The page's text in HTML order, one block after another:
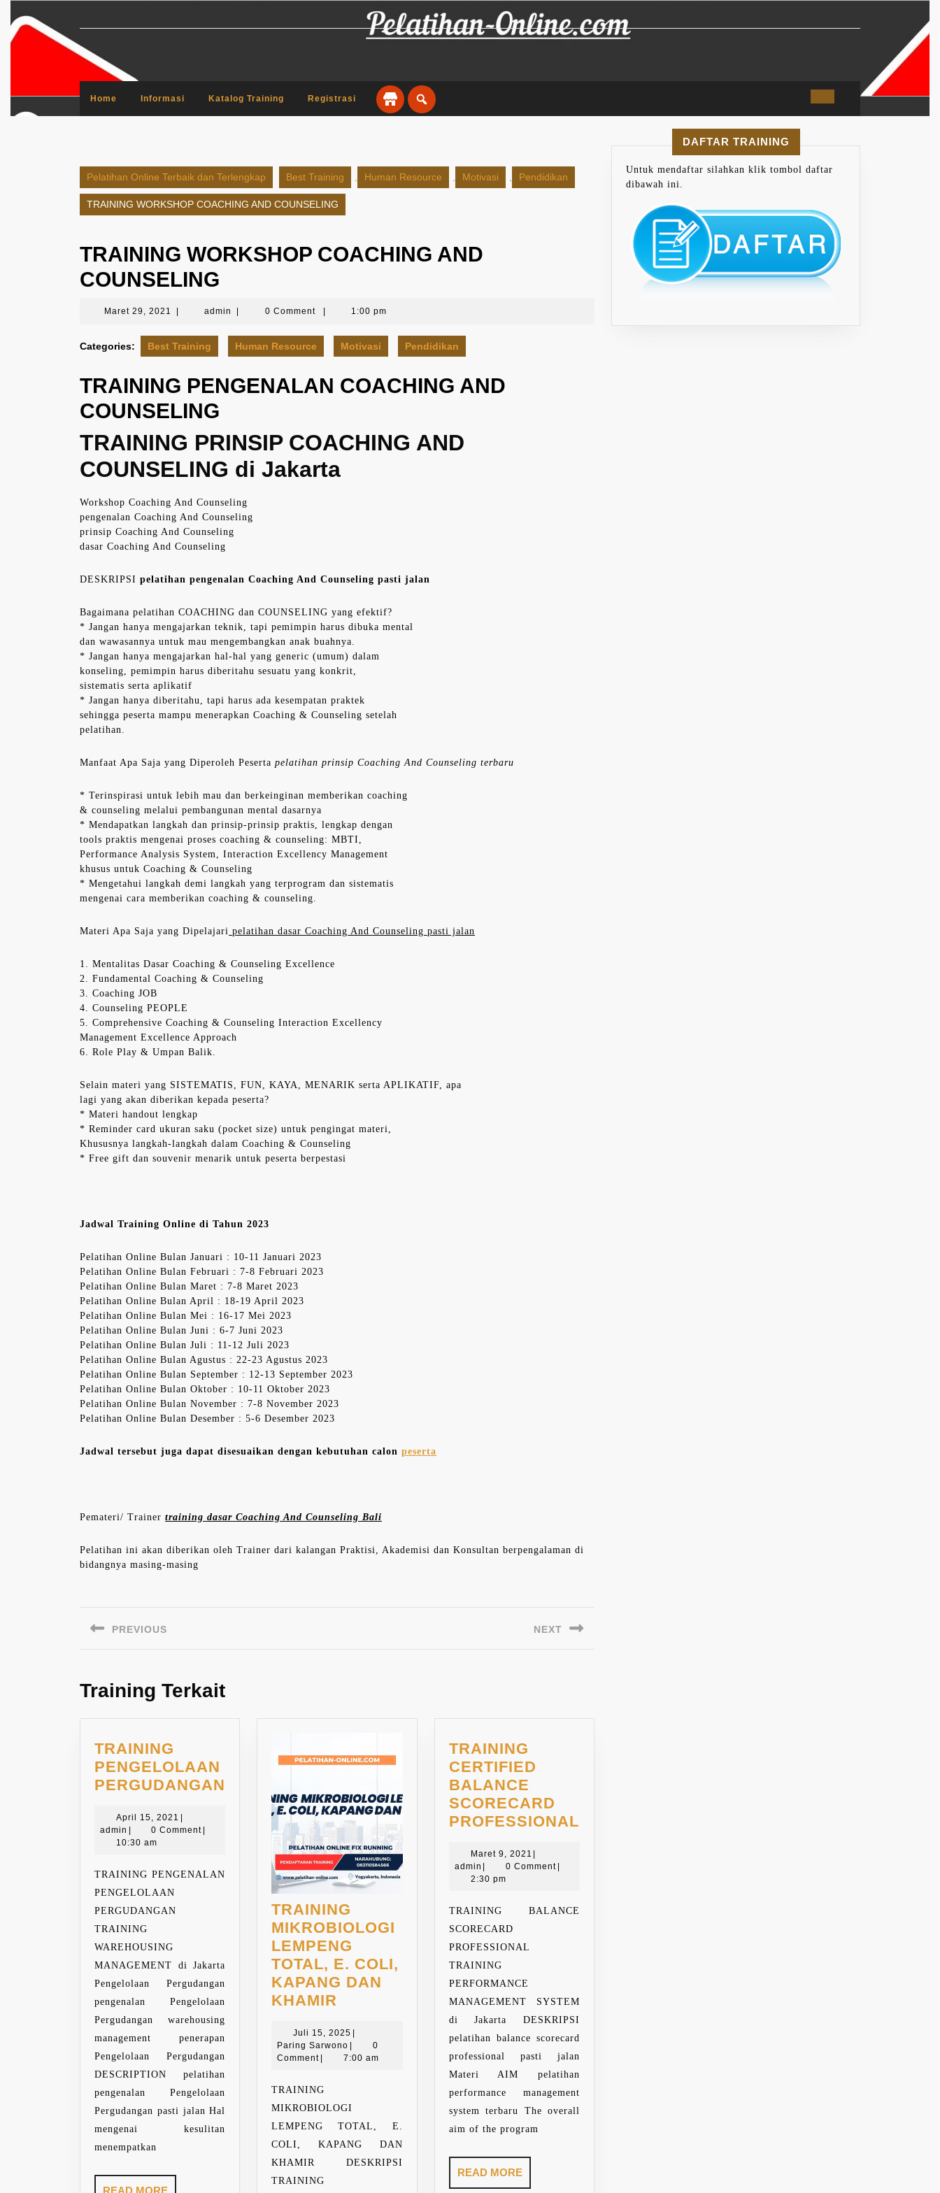
to
content
Home Informasi Katalog Training Registrasi
Pelatihan Online Terbaik dan Terlengkap Best Training Human Resource Motivasi Pendidikan
TRAINING WORKSHOP COACHING AND COUNSELING
TRAINING WORKSHOP COACHING AND
COUNSELING
Maret 29, 2021 Maret
2021
admin admin 0 Comment 1:00 pm
Categories: Best Training Human Resource Motivasi Pendidikan
TRAINING PENGENALAN COACHING AND
COUNSELING
TRAINING PRINSIP COACHING AND
COUNSELING di Jakarta
Workshop Coaching And Counseling
pengenalan Coaching And Counseling
prinsip Coaching And Counseling
dasar Coaching And Counseling
DESKRIPSI pelatihan pengenalan Coaching And Counseling pasti jalan
Bagaimana pelatihan COACHING dan COUNSELING yang efektif?
* Jangan hanya mengajarkan teknik, tapi pemimpin harus dibuka mental
dan wawasannya untuk mau mengembangkan anak buahnya.
* Jangan hanya mengajarkan hal-hal yang generic (umum) dalam
konseling, pemimpin harus diberitahu sesuatu yang konkrit,
sistematis serta aplikatif
* Jangan hanya diberitahu, tapi harus ada kesempatan praktek
sehingga peserta mampu menerapkan Coaching & Counseling setelah
pelatihan.
Manfaat Apa Saja yang Diperoleh Peserta pelatihan prinsip Coaching And Counseling terbaru
* Terinspirasi untuk lebih mau dan berkeinginan memberikan coaching
& counseling melalui pembangunan mental dasarnya
* Mendapatkan langkah dan prinsip-prinsip praktis, lengkap dengan
tools praktis mengenai proses coaching & counseling: MBTI,
Performance Analysis System, Interaction Excellency Management
khusus untuk Coaching & Counseling
* Mengetahui langkah demi langkah yang terprogram dan sistematis
mengenai cara memberikan coaching & counseling.
Materi Apa Saja yang Dipelajari pelatihan dasar Coaching And Counseling pasti jalan
1. Mentalitas Dasar Coaching & Counseling Excellence
2. Fundamental Coaching & Counseling
3. Coaching JOB
4. Counseling PEOPLE
5. Comprehensive Coaching & Counseling Interaction Excellency
Management Excellence Approach
6. Role Play & Umpan Balik.
Selain materi yang SISTEMATIS, FUN, KAYA, MENARIK serta APLIKATIF, apa
lagi yang akan diberikan kepada peserta?
* Materi handout lengkap
* Reminder card ukuran saku (pocket size) untuk pengingat materi,
Khususnya langkah-langkah dalam Coaching & Counseling
* Free gift dan souvenir menarik untuk peserta berpestasi
Jadwal Training Online di Tahun 2023
Pelatihan Online Bulan Januari : 10-11 Januari 2023
Pelatihan Online Bulan Februari : 7-8 Februari 2023
Pelatihan Online Bulan Maret : 7-8 Maret 2023
Pelatihan Online Bulan April : 18-19 April 2023
Pelatihan Online Bulan Mei : 16-17 Mei 2023
Pelatihan Online Bulan Juni : 6-7 Juni 2023
Pelatihan Online Bulan Juli : 11-12 Juli 2023
Pelatihan Online Bulan Agustus : 22-23 Agustus 2023
Pelatihan Online Bulan September : 12-13 September 2023
Pelatihan Online Bulan Oktober : 10-11 Oktober 2023
Pelatihan Online Bulan November : 7-8 November 2023
Pelatihan Online Bulan Desember : 5-6 Desember 2023
Jadwal tersebut juga dapat disesuaikan dengan kebutuhan calon peserta
Pemateri/ Trainer training dasar Coaching And Counseling Bali
Pelatihan ini akan diberikan oleh Trainer dari kalangan Praktisi, Akademisi dan Konsultan berpengalaman di
bidangnya masing-masing
posPREVIOUS NEXT
Training Terkait
TRAINING
PENGELOLAAN
PERGUDANGAN
PENGELOLAAN
PERGUDANGAN
April 15, 2021 April
15,
admin admin0 Comment
10:30 am
TRAINING PENGENALAN
PENGELOLAAN
PERGUDANGAN
TRAINING
WAREHOUSING
MANAGEMENT di Jakarta
Pengelolaan Pergudangan
pengenalan Pengelolaan
Pergudangan warehousing
management penerapan
Pengelolaan Pergudangan
DESCRIPTION pelatihan
pengenalan Pengelolaan
Pergudangan pasti jalan Hal
mengenai kesulitan
menempatkan
READ
TRAINING
MIKROBIOLOGI
LEMPENG
TOTAL, E. COLI,
KAPANG DAN
KHAMIR
MIKROBIOLOGI
LEMPENG
TOTAL,
KAPANG
DAN
KHAMIR
Juli 15, 2025 Juli
15,
2025
Paring Sarwono Paring
Sarwono
0
Comment
7:00 am
TRAINING
MIKROBIOLOGI
LEMPENG TOTAL, E.
COLI, KAPANG DAN
KHAMIR DESKRIPSI
TRAINING
TRAINING
CERTIFIED
BALANCE
SCORECARD
PROFESSIONALTRAINING
Maret 9, 2021 Maret
9,
admin admin0 Comment
2:30 pm
TRAINING BALANCE
SCORECARD
PROFESSIONAL
TRAINING
PERFORMANCE
MANAGEMENT SYSTEM
di Jakarta DESKRIPSI
pelatihan balance scorecard
professional pasti jalan
Materi AIM pelatihan
performance management
system terbaru The overall
aim of the program
READ MOREREAD
MORE
DAFTAR TRAINING
Untuk mendaftar silahkan klik tombol daftar
dibawah ini.